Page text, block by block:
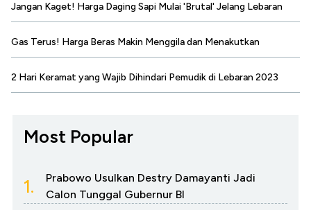
Jangan Kaget! Harga Daging Sapi Mulai 'Brutal' Jelang Lebaran
Gas Terus! Harga Beras Makin Menggila dan Menakutkan
2 Hari Keramat yang Wajib Dihindari Pemudik di Lebaran 2023
Most Popular
1.
Prabowo Usulkan Destry Damayanti Jadi
Calon Tunggal Gubernur BI